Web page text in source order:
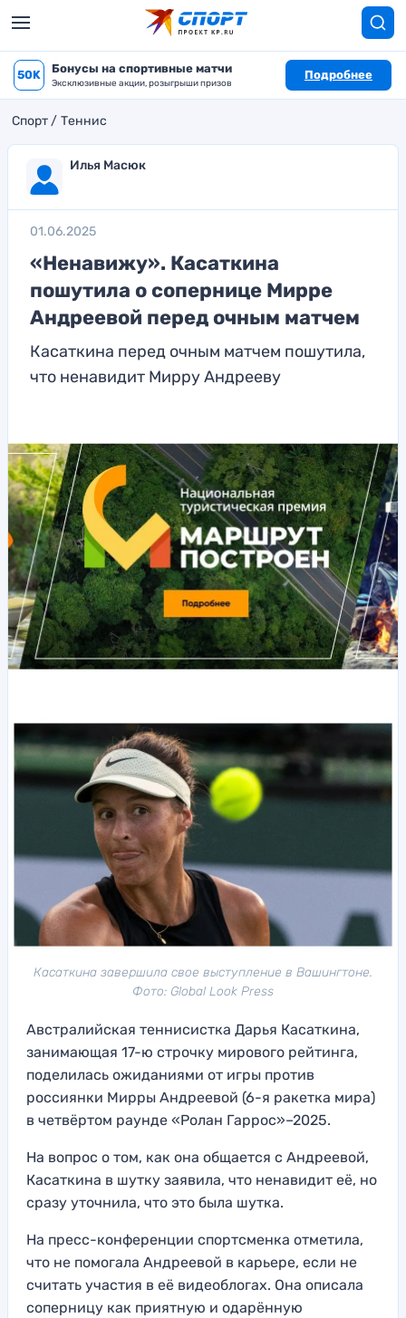
50K Бонусы на спортивные матчи
Эксклюзивные акции, розыгрыши призов
Подробнее
Спорт Теннис
Илья Масюк
01.06.2025
«Ненавижу». Касаткина
пошутила о сопернице Мирре
Андреевой перед очным матчем
Касаткина перед очным матчем пошутила,
что ненавидит Мирру Андрееву
Касаткина завершила свое выступление в Вашингтоне.
Фото: Global Look Press
Австралийская теннисистка Дарья Касаткина,
занимающая 17-ю строчку мирового рейтинга,
поделилась ожиданиями от игры против
россиянки Мирры Андреевой (6-я ракетка мира)
в четвёртом раунде «Ролан Гаррос»–2025.
На вопрос о том, как она общается с Андреевой,
Касаткина в шутку заявила, что ненавидит её, но
сразу уточнила, что это была шутка.
На пресс-конференции спортсменка отметила,
что не помогала Андреевой в карьере, если не
считать участия в её видеоблогах. Она описала
соперницу как приятную и одарённую